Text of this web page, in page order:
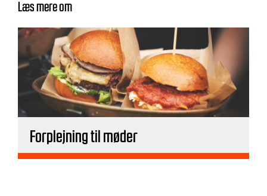
Læs mere om
Forplejning til møder